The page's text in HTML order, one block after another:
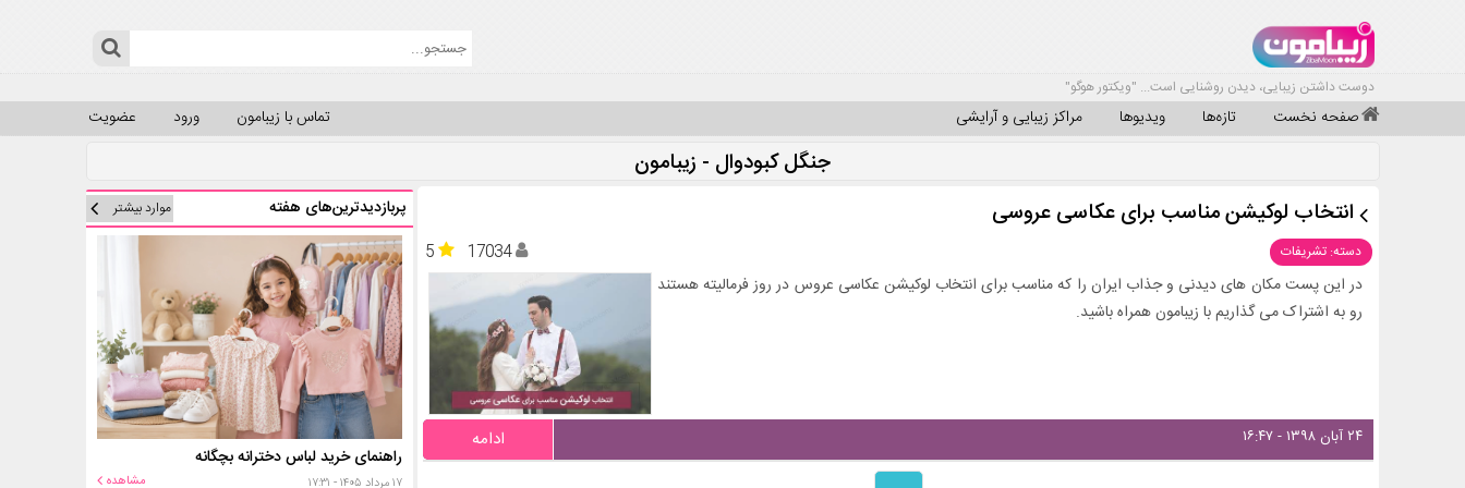
دوست داشتن زیبایی، دیدن روشنایی است... "ویکتور هوگو"
صفحه نخست تازه‌ها ویدیوها مراکز زیبایی و آرایشی عضویت ورود تماس با زیبامون
جنگل کبودوال - زیبامون
انتخاب لوکیشن مناسب برای عکاسی عروسی
دسته: تشریفات 5
17034
در این پست مکان های دیدنی و جذاب ایران را که مناسب برای انتخاب لوکیشن عکاسی عروس در روز فرمالیته هستند
رو به اشتراک می گذاریم با زیبامون همراه باشید.
۲۴ آبان ۱۳۹۸ - ۱۶:۴۷ ادامه
پربازدیدترین‌های هفته موارد بیشتر
راهنمای خرید لباس دخترانه بچگانه
۱۷ مرداد ۱۴۰۵ - ۱۷:۳۱ مشاهده